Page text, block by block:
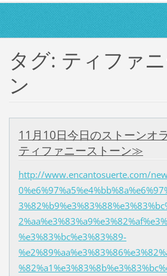
タグ: ティファ
ン
11月10日今日のストーンオ
ティファニーストーン≫
http://www.encantosuerte.com/
%e3%83%bc%e3%83%89-